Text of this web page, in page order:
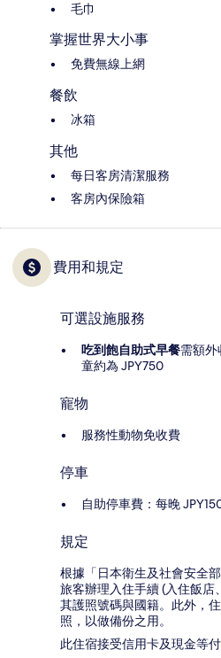
毛巾
掌握世界大小事
免費無線上網
餐飲
冰箱
其他
每日客房清潔服務
客房內保險箱
費用和規定
可選設施服務
吃到飽自助式早餐需額外
童約為 JPY750
寵物
服務性動物免收費
停車
自助停車費：每晚
規定
根據「日本衛生及社會安全
旅客辦理入住手續 (入住飯
其護照號碼與國籍。此外，
照，以做備份之用。
此住宿接受信用卡及現金等付